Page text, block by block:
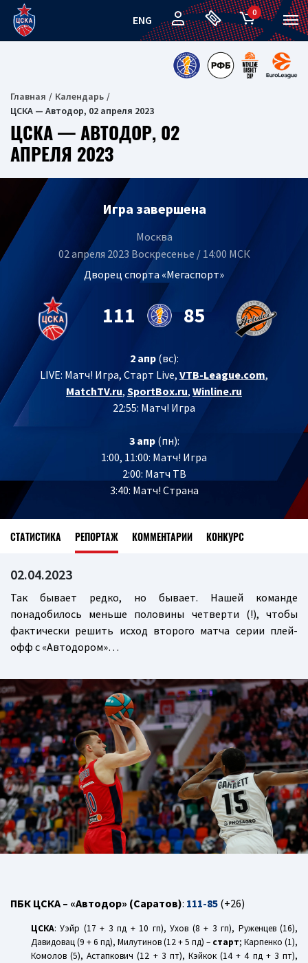
ENG
0
Главная
Календарь
ЦСКА — Автодор, 02 апреля 2023
ЦСКА — АВТОДОР, 02
АПРЕЛЯ 2023
Игра завершена
Москва
02 апреля 2023 Воскресенье / 14:00 МСК
Дворец спорта «Мегаспорт»
111 85
2 апр(вс):
LIVE: Матч! Игра, Старт Live, VTB-League.com,
MatchTV.ru, SportBox.ru, Winline.ru
22:55: Матч! Игра
3 апр(пн):
1:00, 11:00: Матч! Игра
2:00: Матч ТВ
3:40: Матч! Страна
СТАТИСТИКА РЕПОРТАЖ КОММЕНТАРИИ КОНКУРС
02.04.2023
Так бывает редко, но бывает. Нашей команде
понадобилось меньше половины четверти (!), чтобы
фактически решить исход второго матча серии плей-
офф с «Автодором»…
ПБК ЦСКА – «Автодор» (Саратов): 111-85 (+26)
ЦСКА: Уэйр (17 + 3 пд + 10 гп), Ухов (8 + 3 гп), Руженцев (16),
Давидовац (9 + 6 пд), Милутинов (12 + 5 пд) – старт; Карпенко (1),
Комолов (5), Астапкович (12 + 3 пт), Кэйкок (14 + 4 пд + 3 пт),